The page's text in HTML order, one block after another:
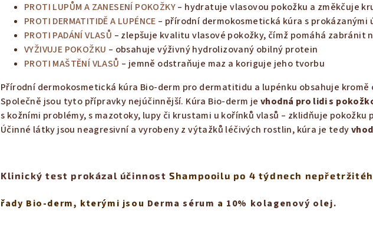
PROTI LUPŮM A ZANESENÍ POKOŽKY– hydratuje vlasovou pokožku a změkčuje
PROTI DERMATITIDĚ A LUPÉNCE – přírodní dermokosmetická kúra s prokázanými
PROTI PADÁNÍ VLASŮ – zlepšuje kvalitu vlasové pokožky, čímž pomáhá zabránit
VYŽIVUJE POKOŽKU – obsahuje výživný hydrolizovaný obilný protein
PROTI MAŠTĚNÍ VLASŮ – jemně odstraňuje maz a koriguje jeho tvorbu
Přírodní dermokosmetická kúra Bio-derm pro dermatitidu a lupénku obsahuje kromě
Společně jsou tyto přípravky nejúčinnější. Kúra Bio-derm je vhodná pro lidi s
s kožními problémy, s mazotoky, lupy či krustami u kořínků vlasů – zklidňuje
Účinné látky jsou neagresivní a vyrobeny z výtažků léčivých rostlin, kúra je tedy
Klinický test prokázal účinnost Shampooilu po 4 týdnech
řady Bio-derm, kterými jsou Derma sérum a 10% kolagenový olej.